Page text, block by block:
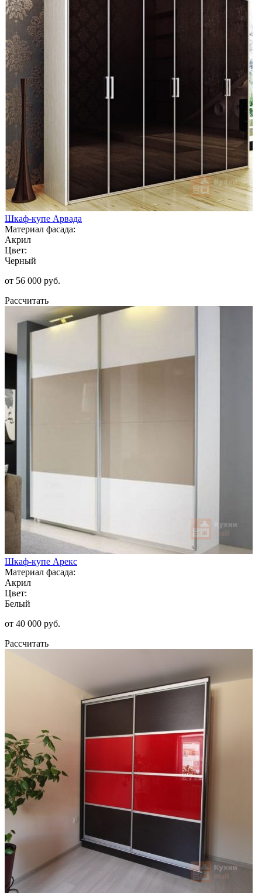
Шкаф-купе Арвада
Материал фасада:
Акрил
Цвет:
Черный
от 56 000 руб.
Рассчитать
Шкаф-купе Арекс
Материал фасада:
Акрил
Цвет:
Белый
от 40 000 руб.
Рассчитать